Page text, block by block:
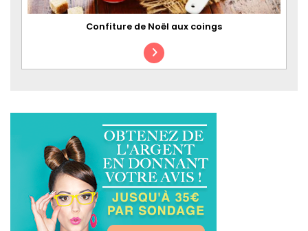
Confiture de Noël aux coings